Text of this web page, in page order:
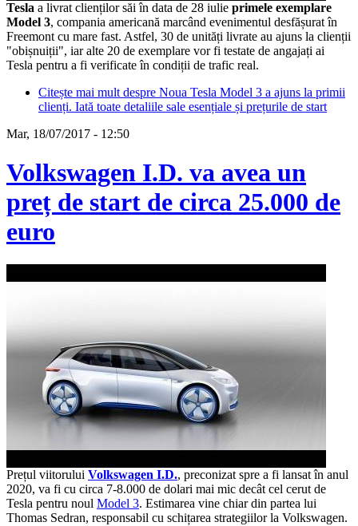
Tesla a livrat clienților săi în data de 28 iulie primele exemplare
Model 3, compania americană marcând evenimentul desfășurat în
Freemont cu mare fast. Astfel, 30 de unități livrate au ajuns la clienții
"obișnuiții", iar alte 20 de exemplare vor fi testate de angajați ai
Tesla pentru a fi verificate în condiții de trafic real.
Citește mai mult despre Noua Tesla Model 3 a ajuns la primii
clienți. Iată toate detaliile sale esențiale și prețurile de start
Mar, 18/07/2017 - 12:50
Volkswagen I.D. va avea un
preț de start de circa 25.000 de
euro
Prețul viitorului Volkswagen I.D., preconizat spre a fi lansat în anul
2020, va fi cu circa 7-8.000 de dolari mai mic decât cel cerut de
Tesla pentru noul Model 3. Estimarea vine chiar din partea lui
Thomas Sedran, responsabil cu schițarea strategiilor la Volkswagen.